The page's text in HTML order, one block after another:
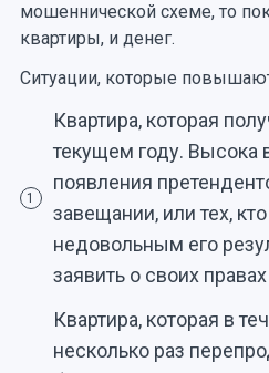
мошеннической схеме, то
квартиры, и денег.
Ситуации, которые
1
Квартира, которая
текущем году. Высока
появления
завещании, или тех,
недовольным его
заявить о своих
Квартира, которая в
несколько раз